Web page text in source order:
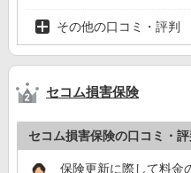
その他の口コミ・評判
セコム損害保険
セコム損害保険の口コミ・評
保険更新に際して料金